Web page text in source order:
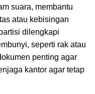
suara, membantu
atau kebisingan
dilengkapi
seperti rak atau
penting agar
kantor agar tetap